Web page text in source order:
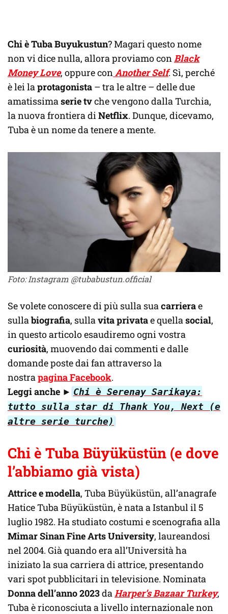
Chi è Tuba Buyukustun? Magari questo nome
non vi dice nulla, allora proviamo conBlack
Money Love, oppure conAnother Self. Sì, perché
è lei laprotagonista – tra le altre – delle due
amatissimaserie tvche vengono dalla Turchia,
la nuova frontiera diNetflix. Dunque, dicevamo,
Tuba è un nome da tenere a mente.
Foto: Instagram @tubabustun.official
Se volete conoscere di più sulla suacarrierae
sullabiografia, sullavita privatae quellasocial,
in questo articolo esaudiremo ogni vostra
curiosità, muovendo dai commenti e dalle
domande poste dai fan attraverso la
nostrapagina Facebook.
Leggi anche ► Chi è Serenay Sarikaya:
tutto sulla star di Thank You, Next (e
altre serie turche)
Chi è Tuba Büyüküstün (e dove
l’abbiamo già vista)
Attrice e modella, Tuba Büyüküstün, all’anagrafe
Hatice Tuba Büyüküstün, è nata a Istanbul il 5
luglio 1982. Ha studiato costumi e scenografia alla
Mimar Sinan Fine Arts University, laureandosi
nel 2004. Già quando era all’Università ha
iniziato la sua carriera di attrice, presentando
vari spot pubblicitari in televisione. Nominata
Donna dell’anno 2023daHarper’s Bazaar Turkey,
Tuba è riconosciuta a livello internazionale non